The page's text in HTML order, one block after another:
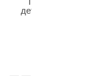
детската възраст